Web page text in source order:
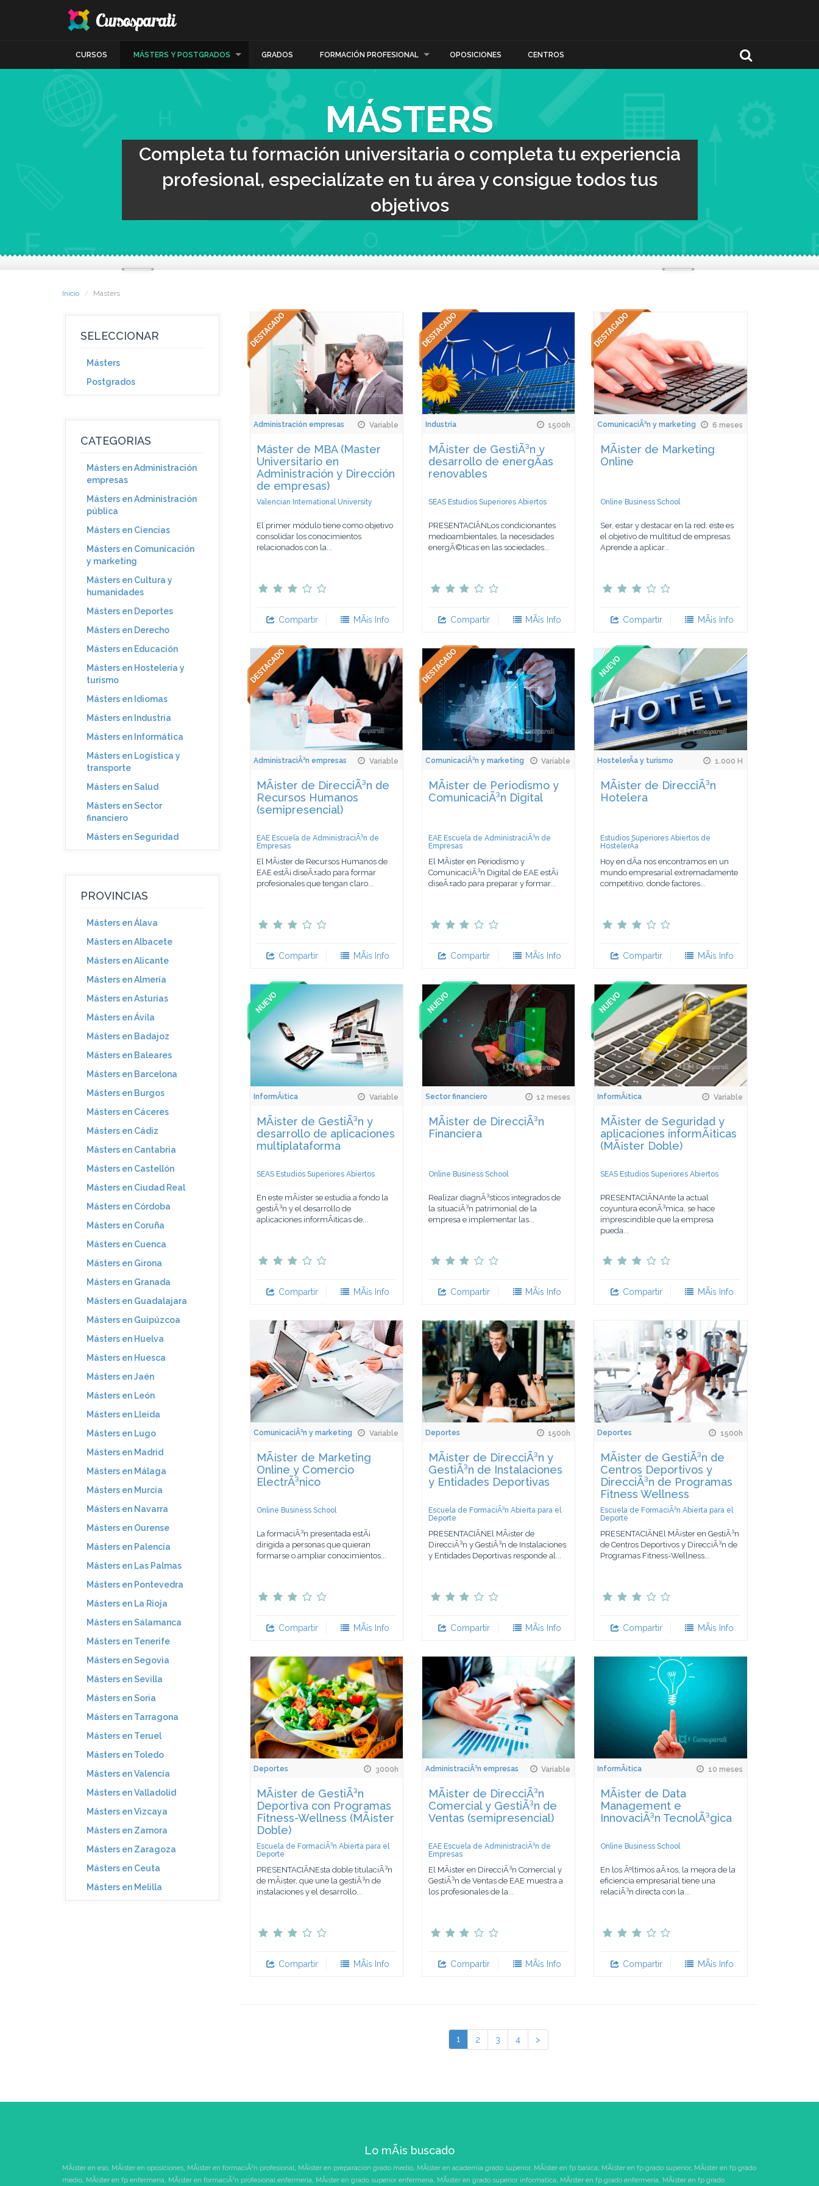
CURSOS MÁSTERS Y POSTGRADOS GRADOS FORMACIÓN PROFESIONAL OPOSICIONES CENTROS
MÁSTERS
Completa tu formación universitaria o completa tu experiencia
profesional, especialízate en tu área y consigue todos tus
objetivos
Inicio Másters
SELECCIONAR
Másters
Postgrados
CATEGORIAS
Másters en Administración
empresas
Másters en Administración
pública
Másters en Ciencias
Másters en Comunicación
y marketing
Másters en Cultura y
humanidades
Másters en Deportes
Másters en Derecho
Másters en Educación
Másters en Hostelería y
turismo
Másters en Idiomas
Másters en Industria
Másters en Informática
Másters en Logística y
transporte
Másters en Salud
Másters en Sector
financiero
Másters en Seguridad
PROVINCIAS
Másters en Álava
Másters en Albacete
Másters en Alicante
Másters en Almería
Másters en Asturias
Másters en Ávila
Másters en Badajoz
Másters en Baleares
Másters en Barcelona
Másters en Burgos
Másters en Cáceres
Másters en Cádiz
Másters en Cantabria
Másters en Castellón
Másters en Ciudad Real
Másters en Córdoba
Másters en Coruña
Másters en Cuenca
Másters en Girona
Másters en Granada
Másters en Guadalajara
Másters en Guipúzcoa
Másters en Huelva
Másters en Huesca
Másters en Jaén
Másters en León
Másters en Lleida
Másters en Lugo
Másters en Madrid
Másters en Málaga
Másters en Murcia
Másters en Navarra
Másters en Ourense
Másters en Palencia
Másters en Las Palmas
Másters en Pontevedra
Másters en La Rioja
Másters en Salamanca
Másters en Tenerife
Másters en Segovia
Másters en Sevilla
Másters en Soria
Másters en Tarragona
Másters en Teruel
Másters en Toledo
Másters en Valencia
Másters en Valladolid
Másters en Vizcaya
Másters en Zamora
Másters en Zaragoza
Másters en Ceuta
Másters en Melilla
Administración empresas Variable
Máster de MBA (Master
Universitario en
Administración y Dirección
de empresas)
Valencian International University
El primer módulo tiene como objetivo
consolidar los conocimientos
relacionados con la...
Compartir MÃ¡s Info
Industria 1500h
MÃ¡ster de GestiÃ³n y
desarrollo de energÃ­as
renovables
SEAS Estudios Superiores Abiertos
PRESENTACIÃNLos condicionantes
medioambientales, la necesidades
energÃ©ticas en las sociedades...
Compartir MÃ¡s Info
ComunicaciÃ³n y marketing 6 meses
MÃ¡ster de Marketing
Online
Online Business School
Ser, estar y destacar en la red: este es
el objetivo de multitud de empresas.
Aprende a aplicar...
Compartir MÃ¡s Info
AdministraciÃ³n empresas Variable
MÃ¡ster de DirecciÃ³n de
Recursos Humanos
(semipresencial)
EAE Escuela de AdministraciÃ³n de
Empresas
El MÃ¡ster de Recursos Humanos de
EAE estÃ¡ diseÃ±ado para formar
profesionales que tengan claro...
Compartir MÃ¡s Info
ComunicaciÃ³n y marketing Variable
MÃ¡ster de Periodismo y
ComunicaciÃ³n Digital
EAE Escuela de AdministraciÃ³n de
Empresas
El MÃ¡ster en Periodismo y
ComunicaciÃ³n Digital de EAE estÃ¡
diseÃ±ado para preparar y formar...
Compartir MÃ¡s Info
HostelerÃ­a y turismo 1.000 H
MÃ¡ster de DirecciÃ³n
Hotelera
Estudios Superiores Abiertos de
HostelerÃ­a
Hoy en dÃ­a nos encontramos en un
mundo empresarial extremadamente
competitivo, donde factores...
Compartir MÃ¡s Info
InformÃ¡tica Variable
MÃ¡ster de GestiÃ³n y
desarrollo de aplicaciones
multiplataforma
SEAS Estudios Superiores Abiertos
En este mÃ¡ster se estudia a fondo la
gestiÃ³n y el desarrollo de
aplicaciones informÃ¡ticas de...
Compartir MÃ¡s Info
Sector financiero 12 meses
MÃ¡ster de DirecciÃ³n
Financiera
Online Business School
Realizar diagnÃ³sticos integrados de
la situaciÃ³n patrimonial de la
empresa e implementar las...
Compartir MÃ¡s Info
InformÃ¡tica Variable
MÃ¡ster de Seguridad y
aplicaciones informÃ¡ticas
(MÃ¡ster Doble)
SEAS Estudios Superiores Abiertos
PRESENTACIÃNAnte la actual
coyuntura econÃ³mica, se hace
imprescindible que la empresa
pueda...
Compartir MÃ¡s Info
ComunicaciÃ³n y marketing Variable
MÃ¡ster de Marketing
Online y Comercio
ElectrÃ³nico
Online Business School
La formaciÃ³n presentada estÃ¡
dirigida a personas que quieran
formarse o ampliar conocimientos...
Compartir MÃ¡s Info
Deportes 1500h
MÃ¡ster de DirecciÃ³n y
GestiÃ³n de Instalaciones
y Entidades Deportivas
Escuela de FormaciÃ³n Abierta para el
Deporte
PRESENTACIÃNEl MÃ¡ster de
DirecciÃ³n y GestiÃ³n de Instalaciones
y Entidades Deportivas responde al...
Compartir MÃ¡s Info
Deportes 1500h
MÃ¡ster de GestiÃ³n de
Centros Deportivos y
DirecciÃ³n de Programas
Fitness Wellness
Escuela de FormaciÃ³n Abierta para el
Deporte
PRESENTACIÃNEl MÃ¡ster en GestiÃ³n
de Centros Deportivos y DirecciÃ³n de
Programas Fitness-Wellness...
Compartir MÃ¡s Info
Deportes 3000h
MÃ¡ster de GestiÃ³n
Deportiva con Programas
Fitness-Wellness (MÃ¡ster
Doble)
Escuela de FormaciÃ³n Abierta para el
Deporte
PRESENTACIÃNEsta doble titulaciÃ³n
de mÃ¡ster, que une la gestiÃ³n de
instalaciones y el desarrollo...
Compartir MÃ¡s Info
AdministraciÃ³n empresas Variable
MÃ¡ster de DirecciÃ³n
Comercial y GestiÃ³n de
Ventas (semipresencial)
EAE Escuela de AdministraciÃ³n de
Empresas
El MÃ¡ster en DirecciÃ³n Comercial y
GestiÃ³n de Ventas de EAE muestra a
los profesionales de la...
Compartir MÃ¡s Info
InformÃ¡tica 10 meses
MÃ¡ster de Data
Management e
InnovaciÃ³n TecnolÃ³gica
Online Business School
En los Ãºltimos aÃ±os, la mejora de la
eficiencia empresarial tiene una
relaciÃ³n directa con la...
Compartir MÃ¡s Info
1 2 3 4 >
Lo mÃ¡s buscado
MÃ¡ster en eso, MÃ¡ster en oposiciones, MÃ¡ster en formaciÃ³n profesional, MÃ¡ster en preparacion grado medio, MÃ¡ster en academia grado superior, MÃ¡ster en fp basica, MÃ¡ster en fp grado superior, MÃ¡ster en fp grado
medio, MÃ¡ster en fp enfermeria, MÃ¡ster en formaciÃ³n profesional enfermeria, MÃ¡ster en grado superior enfermeria, MÃ¡ster en grado superior informatica, MÃ¡ster en fp grado enfermeria, MÃ¡ster en fp grado